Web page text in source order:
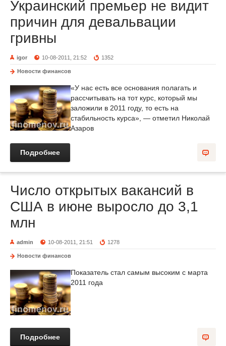
Украинский премьер не видит
причин для девальвации
гривны
igor 10-08-2011, 21:52 1352
Новости финансов
«У нас есть все основания полагать и
рассчитывать на тот курс, который мы
заложили в 2011 году, то есть на
стабильность курса», — отметил Николай
Азаров
Подробнее
Число открытых вакансий в
США в июне выросло до 3,1
млн
admin 10-08-2011, 21:51 1278
Новости финансов
Показатель стал самым высоким с марта
2011 года
Подробнее